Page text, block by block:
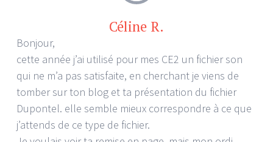
Céline R.
Bonjour,
cette année j’ai utilisé pour mes CE2 un fichier son
qui ne m’a pas satisfaite, en cherchant je viens de
tomber sur ton blog et ta présentation du fichier
Dupontel. elle semble mieux correspondre à ce que
j’attends de ce type de fichier.